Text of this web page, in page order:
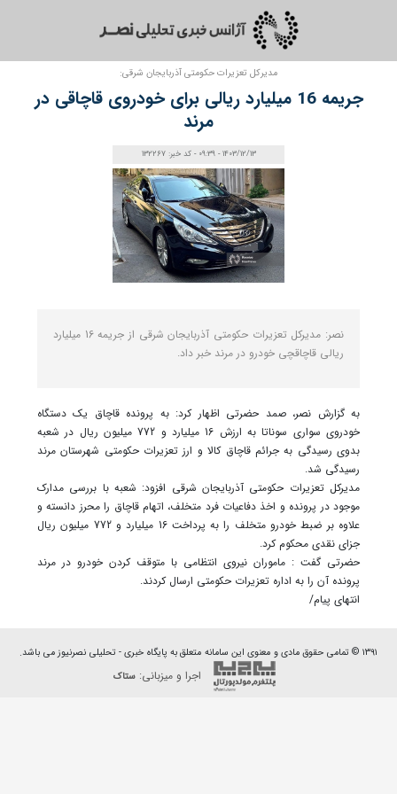
مدیرکل تعزیرات حکومتی آذربایجان شرقی:
جریمه 16 میلیارد ریالی برای خودروی قاچاقی در
مرند
1403/12/13 - 09:39 - کد خبر: 132267
نصر: مدیرکل تعزیرات حکومتی آذربایجان شرقی از جریمه 16 میلیارد
ریالی قاچاقچی خودرو در مرند خبر داد.
به گزارش نصر، صمد حضرتی اظهار کرد: به پرونده قاچاق یک دستگاه
خودروی سواری سوناتا به ارزش 16 میلیارد و 772 میلیون ریال در شعبه
بدوی رسیدگی به جرائم قاچاق کالا و ارز تعزیرات حکومتی شهرستان مرند
رسیدگی شد.
مدیرکل تعزیرات حکومتی آذربایجان شرقی افزود: شعبه با بررسی مدارک
موجود در پرونده و اخذ دفاعیات فرد متخلف، اتهام قاچاق را محرز دانسته و
علاوه بر ضبط خودرو متخلف را به پرداخت 16 میلیارد و 772 میلیون ریال
جزای نقدی محکوم کرد.
حضرتی گفت : ماموران نیروی انتظامی با متوقف کردن خودرو در مرند
پرونده آن را به اداره تعزیرات حکومتی ارسال کردند.
انتهای پیام/
۱۳۹۱ © تمامی حقوق مادی و معنوی این سامانه متعلق به پایگاه خبری - تحلیلی نصرنیوز می باشد.
اجرا و میزبانی:ستاک